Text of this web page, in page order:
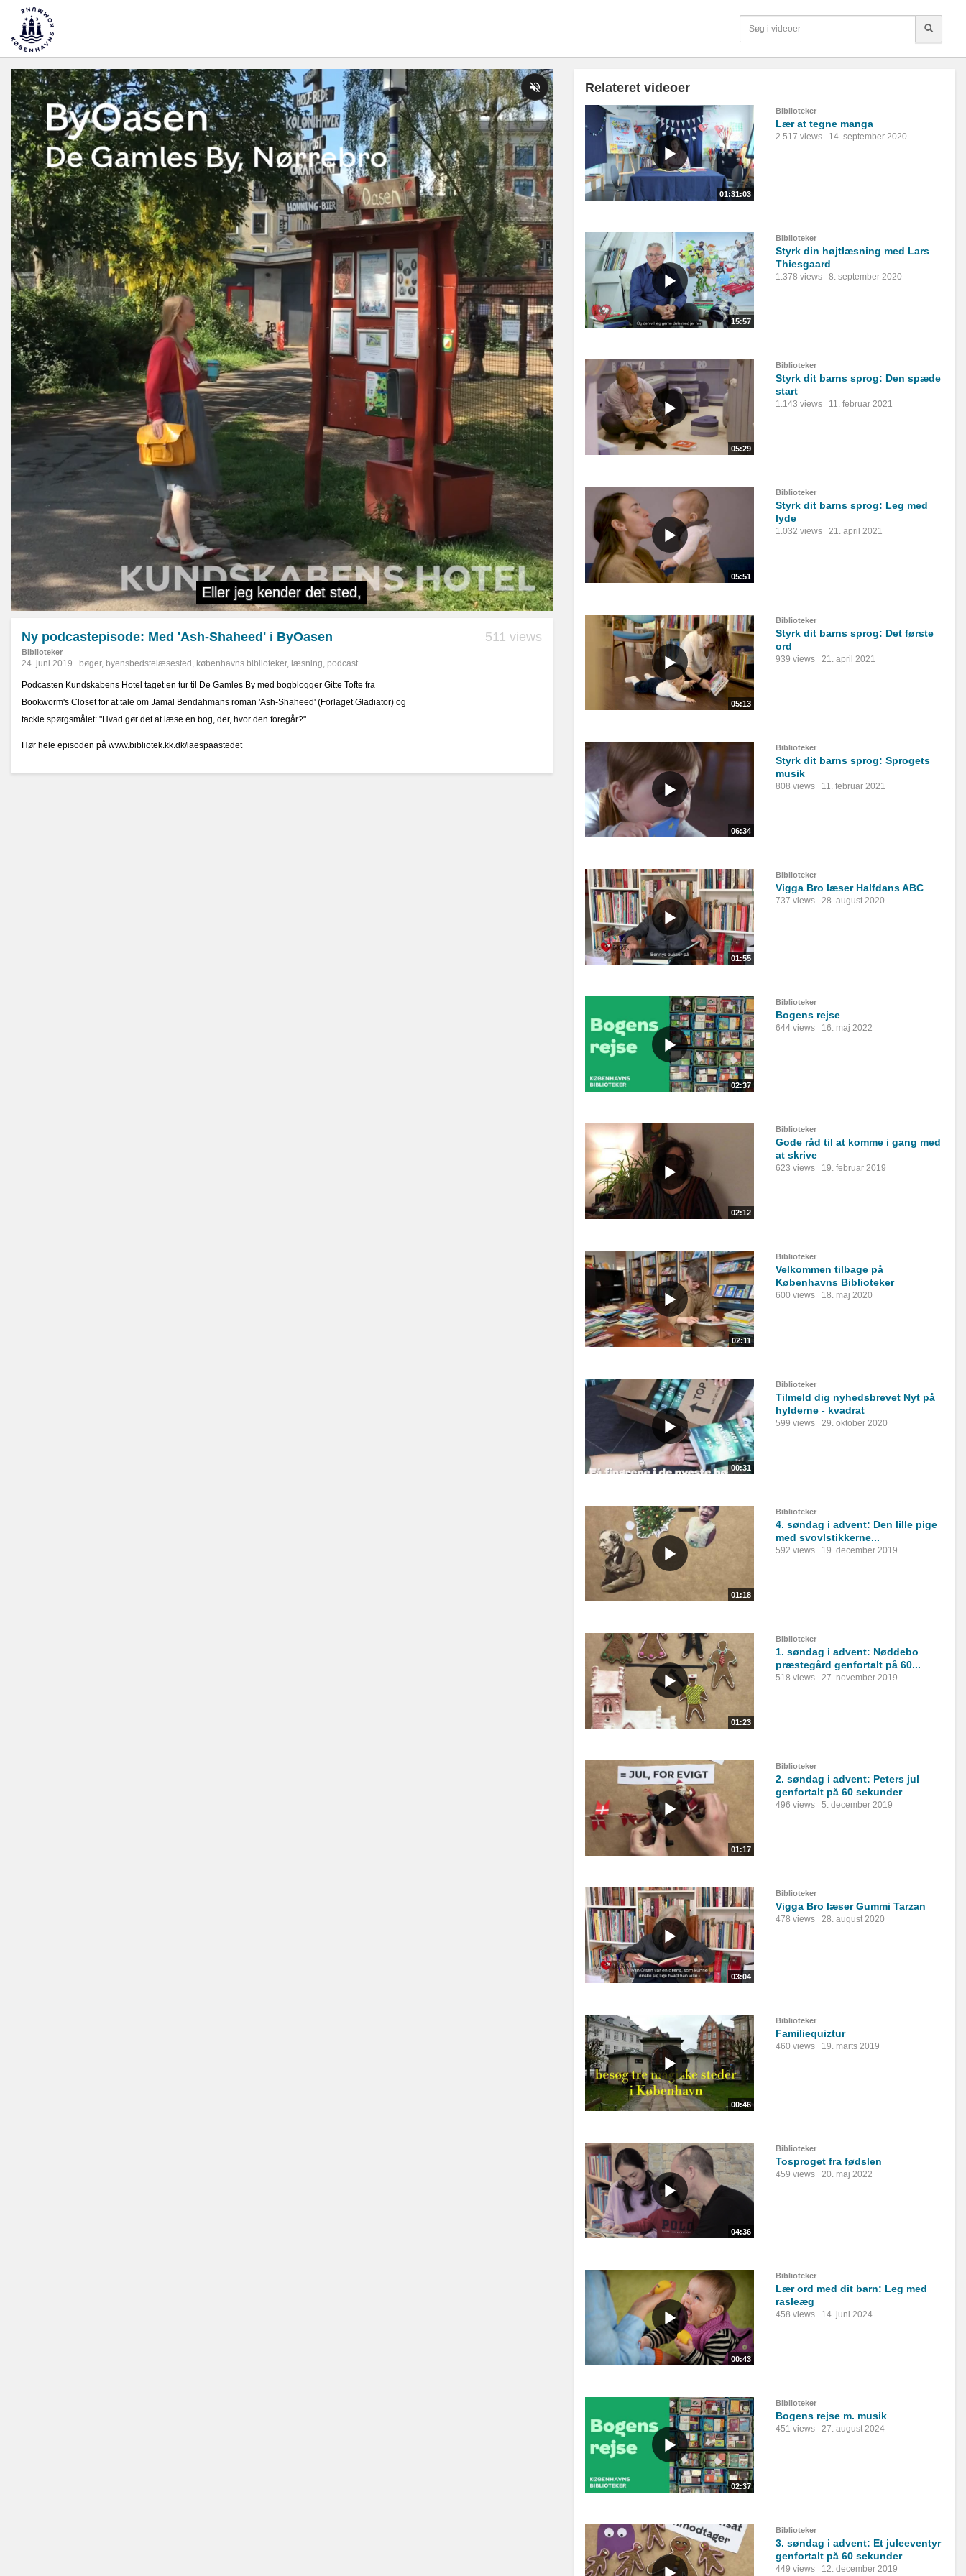
Ny podcastepisode: Med 'Ash-Shaheed' i ByOasen
Biblioteker
511 views
24. juni 2019 bøger, byensbedstelæsested , københavns biblioteker, læsning, podcast
Podcasten Kundskabens Hotel taget en tur til De Gamles By med bogblogger Gitte Tofte fra
Bookworm's Closet for at tale om Jamal Bendahmans roman 'Ash-Shaheed' (Forlaget Gladiator) og
tackle spørgsmålet: "Hvad gør det at læse en bog, der, hvor den foregår?"
Hør hele episoden på www.bibliotek.kk.dk/laespaastedet
Relateret videoer
01:31:03
Biblioteker
Lær at tegne manga
2.517 views 14. september 2020
15:57
Biblioteker
Styrk din højtlæsning med Lars
Thiesgaard
1.378 views 8. september 2020
05:29
Biblioteker
Styrk dit barns sprog: Den spæde
start
1.143 views 11. februar 2021
05:51
Biblioteker
Styrk dit barns sprog: Leg med
lyde
1.032 views 21. april 2021
05:13
Biblioteker
Styrk dit barns sprog: Det første
ord
939 views 21. april 2021
06:34
Biblioteker
Styrk dit barns sprog: Sprogets
musik
808 views 11. februar 2021
01:55
Biblioteker
Vigga Bro læser Halfdans ABC
737 views 28. august 2020
02:37
Biblioteker
Bogens rejse
644 views 16. maj 2022
02:12
Biblioteker
Gode råd til at komme i gang med
at skrive
623 views 19. februar 2019
02:11
Biblioteker
Velkommen tilbage på
Københavns Biblioteker
600 views 18. maj 2020
00:31
Biblioteker
Tilmeld dig nyhedsbrevet Nyt på
hylderne - kvadrat
599 views 29. oktober 2020
01:18
Biblioteker
4. søndag i advent: Den lille pige
med svovlstikkerne...
592 views 19. december 2019
01:23
Biblioteker
1. søndag i advent: Nøddebo
præstegård genfortalt på 60...
518 views 27. november 2019
01:17
Biblioteker
2. søndag i advent: Peters jul
genfortalt på 60 sekunder
496 views 5. december 2019
03:04
Biblioteker
Vigga Bro læser Gummi Tarzan
478 views 28. august 2020
00:46
Biblioteker
Familiequiztur
460 views 19. marts 2019
04:36
Biblioteker
Tosproget fra fødslen
459 views 20. maj 2022
00:43
Biblioteker
Lær ord med dit barn: Leg med
rasleæg
458 views 14. juni 2024
02:37
Biblioteker
Bogens rejse m. musik
451 views 27. august 2024
Biblioteker
3. søndag i advent: Et juleeventyr
genfortalt på 60 sekunder
449 views 12. december 2019